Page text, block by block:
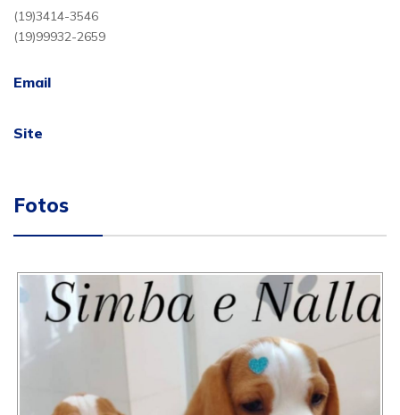
(19)3414-3546
(19)99932-2659
Email
Site
Fotos